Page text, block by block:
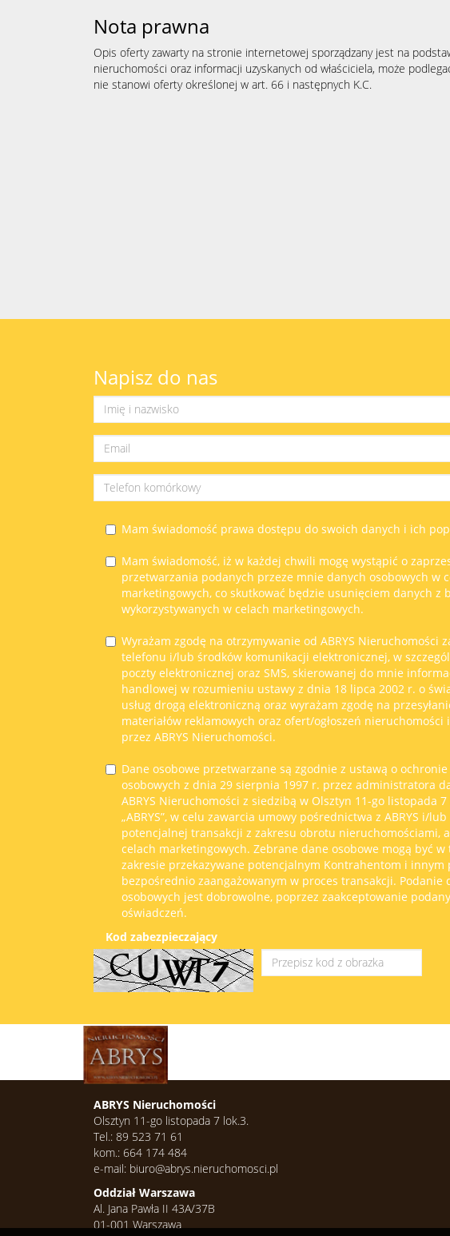
Nota prawna
Opis oferty zawarty na stronie internetowej sporządzany jest na
nieruchomości oraz informacji uzyskanych od właściciela, może
nie stanowi oferty określonej w art. 66 i następnych K.C.
Napisz do nas
Mam świadomość prawa dostępu do swoich danych i ich
Mam świadomość, iż w każdej chwili mogę wystąpić o
przetwarzania podanych przeze mnie danych osobowych w
marketingowych, co skutkować będzie usunięciem danych z
wykorzystywanych w celach marketingowych.
Wyrażam zgodę na otrzymywanie od ABRYS Nieruchomości
telefonu i/lub środków komunikacji elektronicznej, w
poczty elektronicznej oraz SMS, skierowanej do mnie
handlowej w rozumieniu ustawy z dnia 18 lipca 2002 r. o
usług drogą elektroniczną oraz wyrażam zgodę na
materiałów reklamowych oraz ofert/ogłoszeń nieruchomości
przez ABRYS Nieruchomości.
Dane osobowe przetwarzane są zgodnie z ustawą o
osobowych z dnia 29 sierpnia 1997 r. przez administratora
ABRYS Nieruchomości z siedzibą w Olsztyn 11-go listopada
„ABRYS”, w celu zawarcia umowy pośrednictwa z ABRYS i/lub
potencjalnej transakcji z zakresu obrotu nieruchomościami,
celach marketingowych. Zebrane dane osobowe mogą być w
zakresie przekazywane potencjalnym Kontrahentom i innym
bezpośrednio zaangażowanym w proces transakcji. Podanie
osobowych jest dobrowolne, poprzez zaakceptowanie
oświadczeń.
Kod zabezpieczający
ABRYS Nieruchomości
Olsztyn 11-go listopada 7 lok.3.
Tel.: 89 523 71 61
kom.: 664 174 484
e-mail: biuro@abrys.nieruchomosci.pl
Oddział Warszawa
Al. Jana Pawła II 43A/37B
01-001 Warszawa